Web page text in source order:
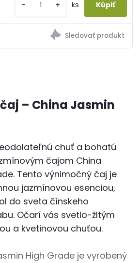
- + ks
– China Jasmin
chuť a bohatú
čajom China
Tento výnimočný čaj je
jazmínovou esenciou,
do sveta čínskeho
Očarí vás svetlo-žltým
a kvetinovou chuťou.
High Grade je vyrobený